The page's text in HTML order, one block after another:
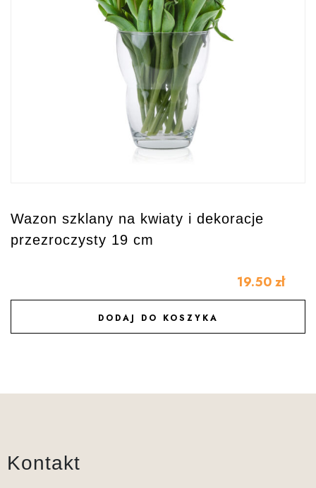
Wazon szklany na kwiaty i dekoracje
przezroczysty 19 cm
19.50 zł
DODAJ DO KOSZYKA
DODAJ DO ULUBIONYCH
Kontakt